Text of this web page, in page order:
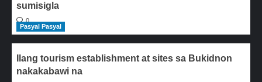
sumisigla
0
Pasyal Pasyal
Ilang tourism establishment at sites sa Bukidnon
nakakabawi na